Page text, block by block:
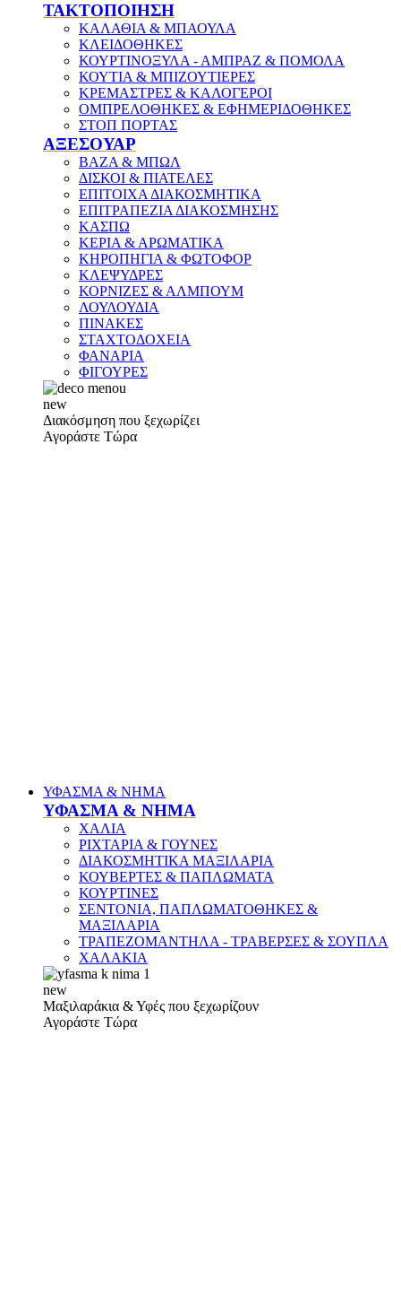
ΤΑΚΤΟΠΟΙΗΣΗ
ΚΑΛΑΘΙΑ & ΜΠΑΟΥΛΑ
ΚΛΕΙΔΟΘΗΚΕΣ
ΚΟΥΡΤΙΝΟΞΥΛΑ - ΑΜΠΡΑΖ & ΠΟΜΟΛΑ
ΚΟΥΤΙΑ & ΜΠΙΖΟΥΤΙΕΡΕΣ
ΚΡΕΜΑΣΤΡΕΣ & ΚΑΛΟΓΕΡΟΙ
ΟΜΠΡΕΛΟΘΗΚΕΣ & ΕΦΗΜΕΡΙΔΟΘΗΚΕΣ
ΣΤΟΠ ΠΟΡΤΑΣ
ΑΞΕΣΟΥΑΡ
ΒΑΖΑ & ΜΠΩΛ
ΔΙΣΚΟΙ & ΠΙΑΤΕΛΕΣ
ΕΠΙΤΟΙΧΑ ΔΙΑΚΟΣΜΗΤΙΚΑ
ΕΠΙΤΡΑΠΕΖΙΑ ΔΙΑΚΟΣΜΗΣΗΣ
ΚΑΣΠΩ
ΚΕΡΙΑ & ΑΡΩΜΑΤΙΚΑ
ΚΗΡΟΠΗΓΙΑ & ΦΩΤΟΦΟΡ
ΚΛΕΨΥΔΡΕΣ
ΚΟΡΝΙΖΕΣ & ΑΛΜΠΟΥΜ
ΛΟΥΛΟΥΔΙΑ
ΠΙΝΑΚΕΣ
ΣΤΑΧΤΟΔΟΧΕΙΑ
ΦΑΝΑΡΙΑ
ΦΙΓΟΥΡΕΣ
new
Διακόσμηση που ξεχωρίζει
Αγοράστε Τώρα
ΥΦΑΣΜΑ & ΝΗΜΑ
ΥΦΑΣΜΑ & ΝΗΜΑ
ΧΑΛΙΑ
ΡΙΧΤΑΡΙΑ & ΓΟΥΝΕΣ
ΔΙΑΚΟΣΜΗΤΙΚΑ ΜΑΞΙΛΑΡΙΑ
ΚΟΥΒΕΡΤΕΣ & ΠΑΠΛΩΜΑΤΑ
ΚΟΥΡΤΙΝΕΣ
ΣΕΝΤΟΝΙΑ, ΠΑΠΛΩΜΑΤΟΘΗΚΕΣ &
ΜΑΞΙΛΑΡΙΑ
ΤΡΑΠΕΖΟΜΑΝΤΗΛΑ - ΤΡΑΒΕΡΣΕΣ & ΣΟΥΠΛΑ
ΧΑΛΑΚΙΑ
new
Μαξιλαράκια & Υφές που ξεχωρίζουν
Αγοράστε Τώρα